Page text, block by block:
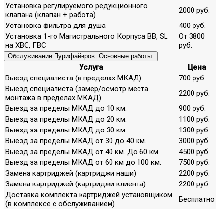
Установка регулируемого редукционного
клапана (клапан + работа)
2000 руб.
Установка фильтра для душа
400 руб.
Установка 1-го Магистрального Корпуса ВВ, SL
на ХВС, ГВС
От 3800
руб.
Обслуживание Пурифайеров. Основные работы.
Услуга
Цена
Выезд специалиста (в пределах МКАД)
700 руб.
Выезд специалиста (замер/осмотр места
монтажа в пределах МКАД)
2200 руб.
Выезд за пределы МКАД до 10 км.
900 руб.
Выезд за пределы МКАД до 20 км.
1100 руб.
Выезд за пределы МКАД до 30 км.
1300 руб.
Выезд за пределы МКАД от 30 до 40 км.
3000 руб.
Выезд за пределы МКАД от 40 км. До 60 км.
4500 руб.
Выезд за пределы МКАД от 60 км до 100 км.
7500 руб.
Замена картриджей (картриджи наши)
2200 руб.
Замена картриджей (картриджи клиента)
2200 руб.
Доставка комплекта картриджей установщиком
(в комплексе с обслуживанием)
Бесплатно